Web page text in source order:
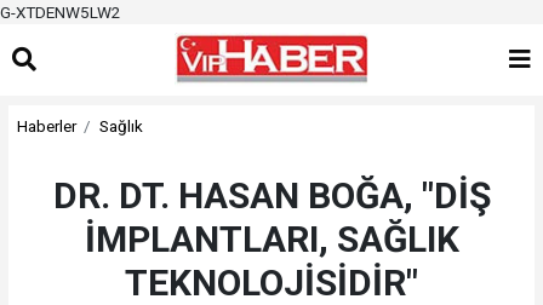
G-XTDENW5LW2
Haberler Sağlık
DR. DT. HASAN BOĞA, "DİŞ
İMPLANTLARI, SAĞLIK
TEKNOLOJİSİDİR"